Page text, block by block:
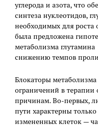
углерода и азота, что
синтеза нуклеотидов,
необходимых для роста
была предложена
метаболизма глутамина
снижению темпов
Блокаторы
ограничений в
причинам. Во-первых,
пути характерны
измененных клеток —